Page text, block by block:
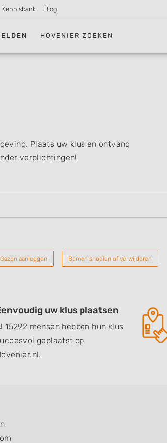
Kennisbank Blog
HOVENIER ZOEKEN
Plaats uw klus en ontvang
verplichtingen!
Gazon aanleggen Bomen snoeien of verwijderen
uw klus plaatsen
15292 mensen hebben hun klus
geplaatst op